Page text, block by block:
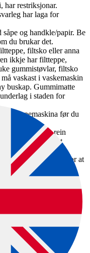
har restriksjonar.
har laga for
og handkle/papir. Be
du brukar det.
filtsko eller anna
ikkje har filtteppe,
gummistøvlar, filtsko
vaskast i vaskemaskin
buskap. Gummimatte
i staden for
klippemaskina før du
eller bruk i ein rein
at det kjem minst
det er naudsynt for at